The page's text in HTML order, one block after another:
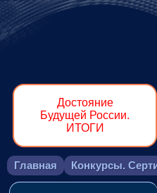
Достояние
Будущей России.
ИТОГИ
Главная Конкурсы.